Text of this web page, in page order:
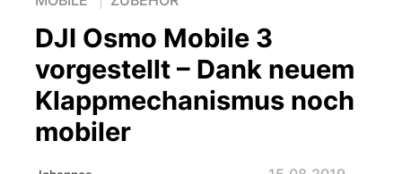
DJI Osmo Mobile 3
vorgestellt – Dank neuem
Klappmechanismus noch
mobiler